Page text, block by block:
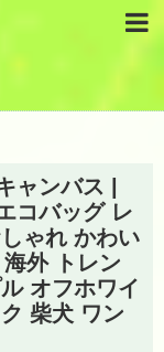
ャンバス |
コバッグ レ
ゃれ かわい
外 トレン
オフホワイ
柴犬 ワン